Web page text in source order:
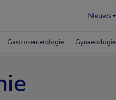
Nieuws
Gastro-enterologie Gynaecologie